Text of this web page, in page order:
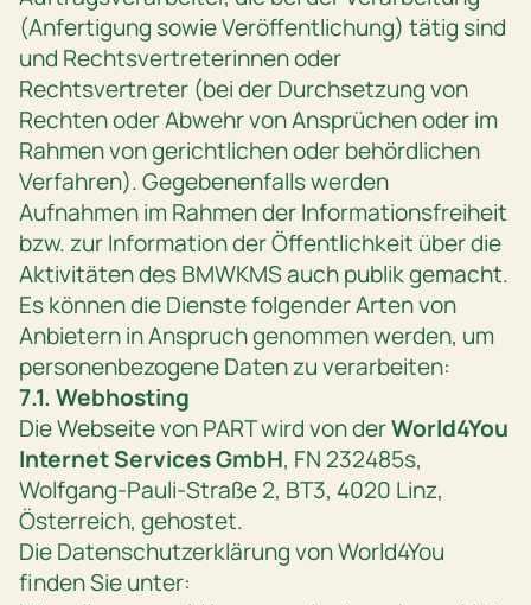
(Anfertigung sowie Veröffentlichung) tätig sind
und Rechtsvertreterinnen oder
Rechtsvertreter (bei der Durchsetzung von
Rechten oder Abwehr von Ansprüchen oder im
Rahmen von gerichtlichen oder behördlichen
Verfahren). Gegebenenfalls werden
Aufnahmen im Rahmen der Informationsfreiheit
bzw. zur Information der Öffentlichkeit über die
Aktivitäten des BMWKMS auch publik gemacht.
Es können die Dienste folgender Arten von
Anbietern in Anspruch genommen werden, um
personenbezogene Daten zu verarbeiten:
7.1. Webhosting
Die Webseite von PART wird von derWorld4You
Internet Services GmbH, FN 232485s,
Wolfgang-Pauli-Straße 2, BT3, 4020 Linz,
Österreich, gehostet.
Die Datenschutzerklärung von World4You
finden Sie unter: